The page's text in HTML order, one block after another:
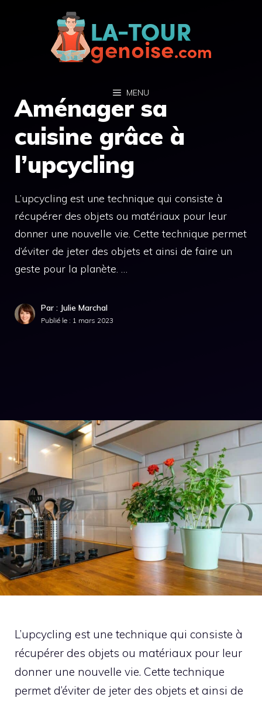
MENU
Aménager sa
cuisine grâce à
l’upcycling
L’upcycling est une technique qui consiste à
récupérer des objets ou matériaux pour leur
donner une nouvelle vie. Cette technique permet
d’éviter de jeter des objets et ainsi de faire un
geste pour la planète. …
Par : Julie Marchal
Publié le : 1 mars 2023
L’upcycling est une technique qui consiste à
récupérer des objets ou matériaux pour leur
donner une nouvelle vie. Cette technique
permet d’éviter de jeter des objets et ainsi de